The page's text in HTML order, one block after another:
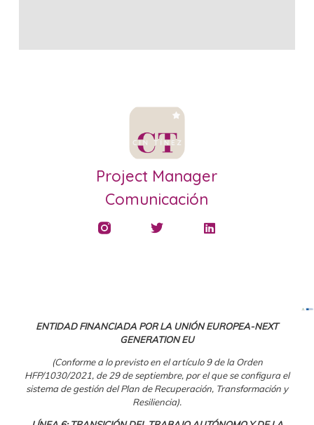
Project Manager
Comunicación
ENTIDAD FINANCIADA POR LA UNIÓN EUROPEA-NEXT
GENERATION EU
(Conforme a lo previsto en el artículo 9 de la Orden
HFP/1030/2021, de 29 de septiembre, por el que se configura el
sistema de gestión del Plan de Recuperación, Transformación y
Resiliencia).